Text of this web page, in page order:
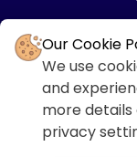
ASEAN
SCORECARD
Our Cookie
We use
and
more details
privacy